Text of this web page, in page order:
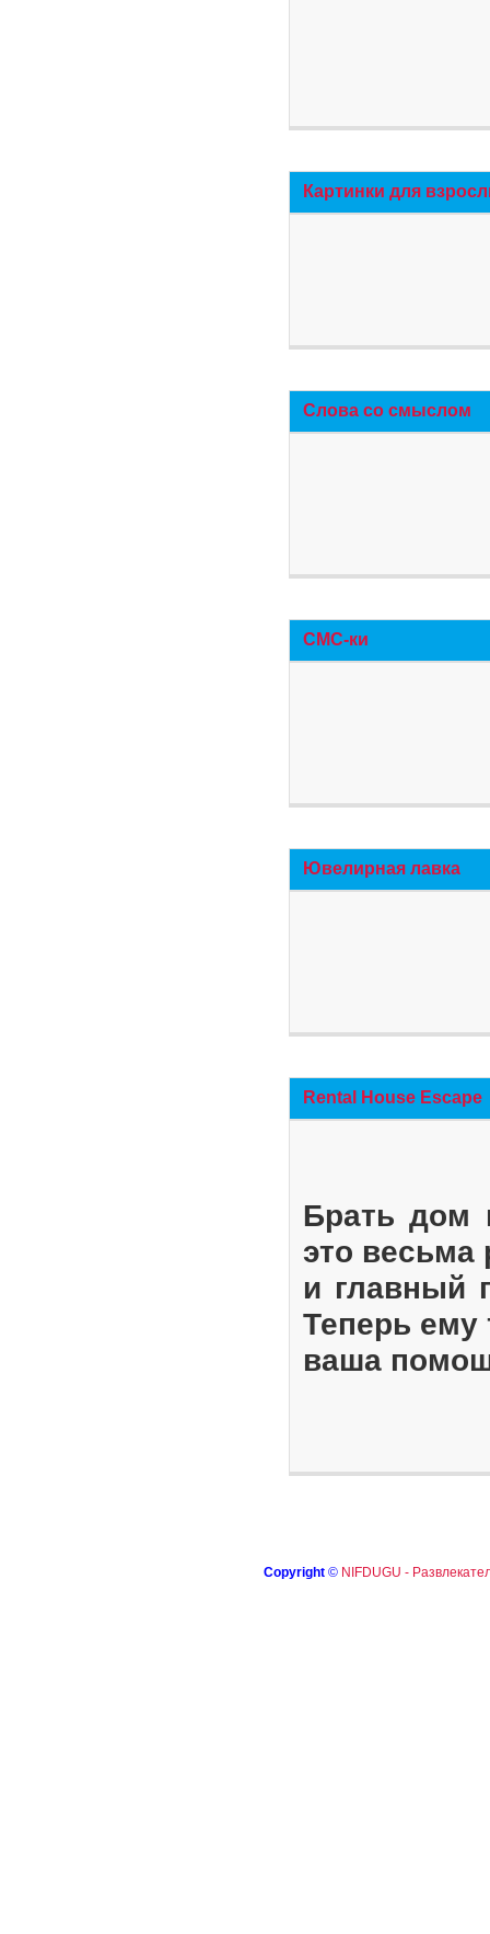
Картинки для
Слова со смыслом
СМС-ки
Ювелирная лавка
Rental House Escape
Брать дом
это весьма
и главный
Теперь ему
ваша
Copyright © NIFDUGU -